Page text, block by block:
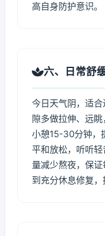
高自身防护意识。
六、日常舒
今日天气阴，适
隙多做拉伸、远
小憩15-30分钟，
平和放松，听听
量减少熬夜，保
到充分休息修复，